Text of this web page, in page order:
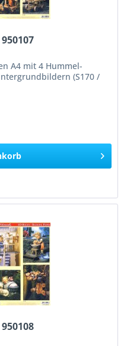
A4 mit 4 Hummel-
(S170 /